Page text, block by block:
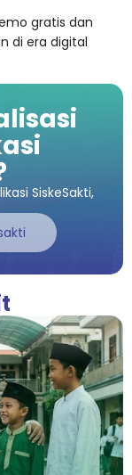
gratis dan
di era digital
SiskeSakti,